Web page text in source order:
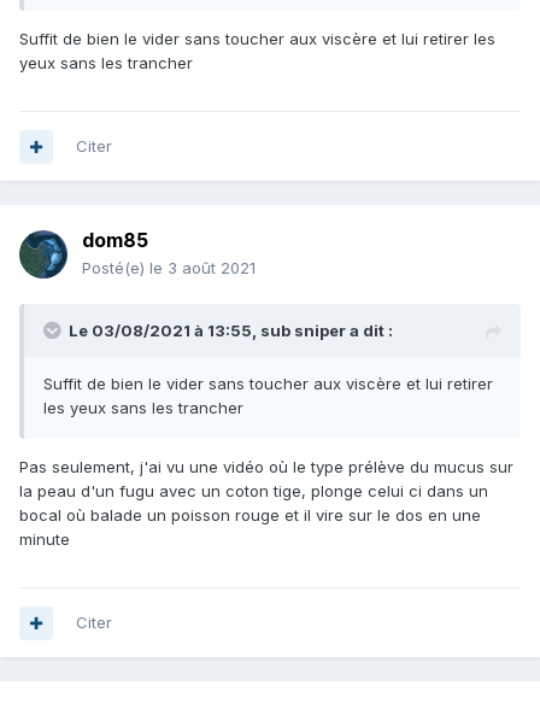
Suffit de bien le vider sans toucher aux viscère et lui retirer les
yeux sans les trancher
Citer
dom85
Posté(e) le 3 août 2021
Le 03/08/2021 à 13:55, sub snipera dit :
Suffit de bien le vider sans toucher aux viscère et lui retirer
les yeux sans les trancher
Pas seulement, j'ai vu une vidéo où le type prélève du mucus sur
la peau d'un fugu avec un coton tige, plonge celui ci dans un
bocal où balade un poisson rouge et il vire sur le dos en une
minute
Citer